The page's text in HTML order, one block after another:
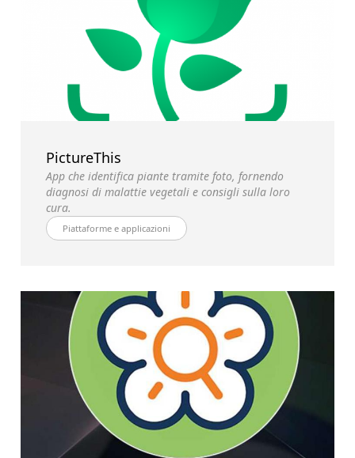
PictureThis
App che identifica piante tramite foto, fornendo
diagnosi di malattie vegetali e consigli sulla loro
cura.
Piattaforme e applicazioni